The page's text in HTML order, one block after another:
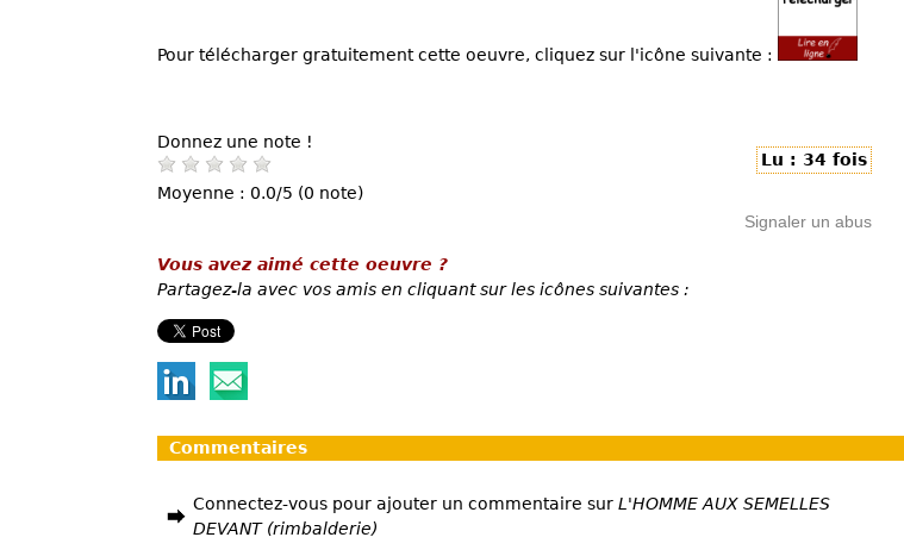
Pour télécharger gratuitement cette oeuvre, cliquez sur l'icône suivante :
Donnez une note !
Moyenne : 0.0/5 (0 note)
Lu : 34 fois
Signaler un abus
Vous avez aimé cette oeuvre ?
Partagez-la avec vos amis en cliquant sur les icônes suivantes :
Commentaires
Connectez-vous pour ajouter un commentaire sur L'HOMME AUX SEMELLES
DEVANT (rimbalderie)